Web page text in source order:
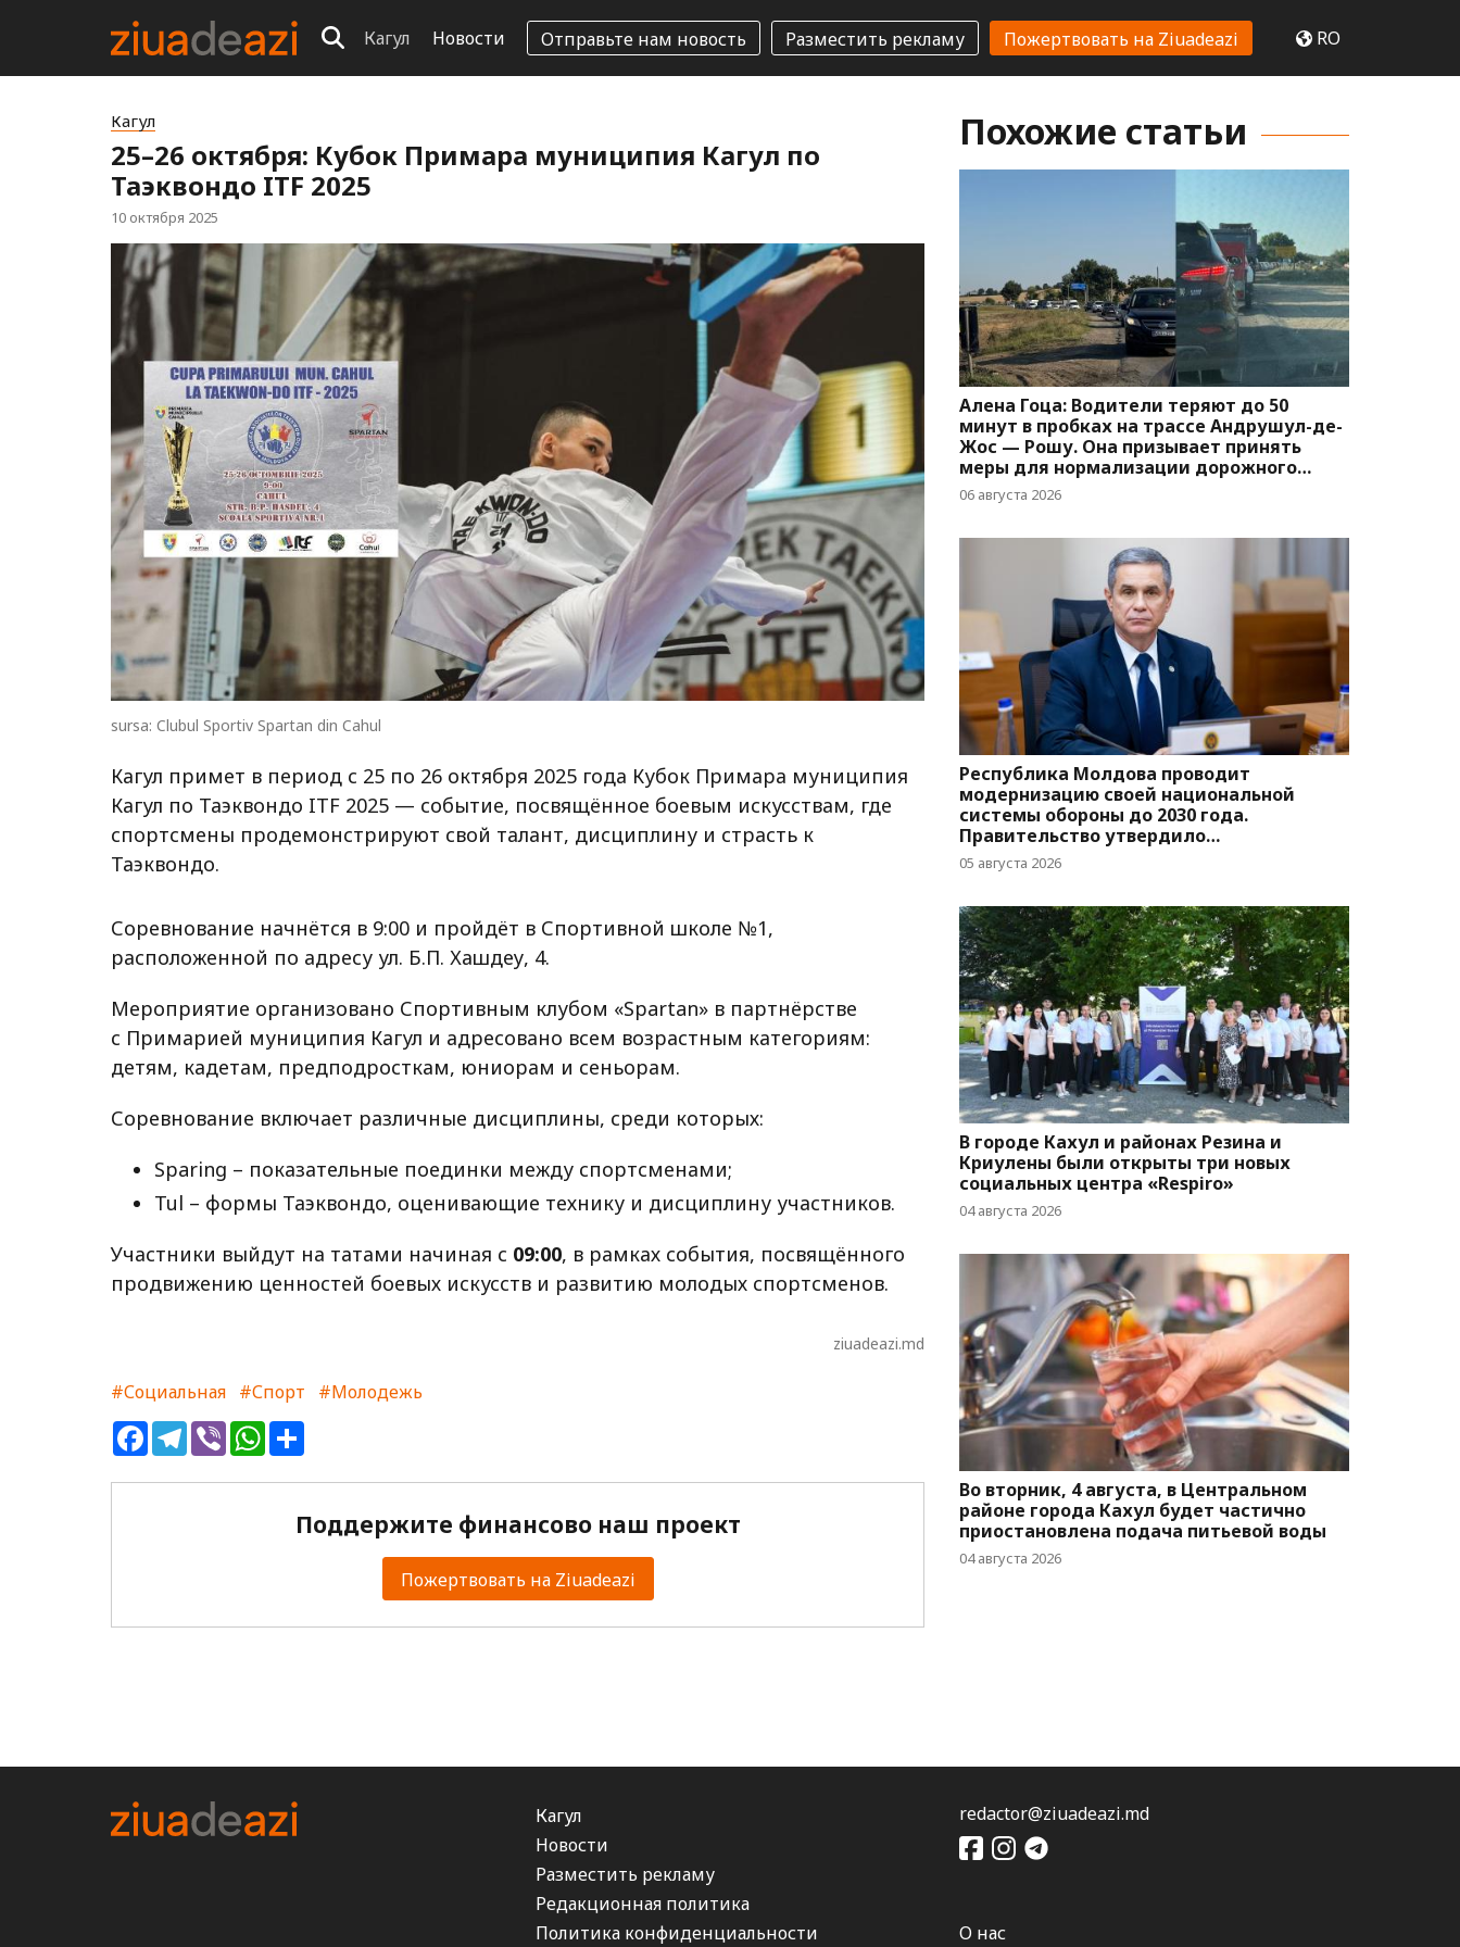
Кагул Новости Отправьте нам новость Разместить рекламу Пожертвовать на Ziuadeazi RO
Кагул
25–26 октября: Кубок Примара муниципия Кагул по
Таэквондо ITF 2025
10 октября 2025
sursa: Clubul Sportiv Spartan din Cahul
Кагул примет в период с 25 по 26 октября 2025 года Кубок Примара муниципия
Кагул по Таэквондо ITF 2025 — событие, посвящённое боевым искусствам, где
спортсмены продемонстрируют свой талант, дисциплину и страсть к
Таэквондо.
Соревнование начнётся в 9:00 и пройдёт в Спортивной школе №1,
расположенной по адресу ул. Б.П. Хашдеу, 4.
Мероприятие организовано Спортивным клубом «Spartan» в партнёрстве
с Примарией муниципия Кагул и адресовано всем возрастным категориям:
детям, кадетам, предподросткам, юниорам и сеньорам.
Соревнование включает различные дисциплины, среди которых:
Sparing – показательные поединки между спортсменами;
Tul – формы Таэквондо, оценивающие технику и дисциплину участников.
Участники выйдут на татами начиная с 09:00, в рамках события, посвящённого
продвижению ценностей боевых искусств и развитию молодых спортсменов.
ziuadeazi.md
#Социальная #Спорт
#Молодежь
FacebookTelegram
ViberWhatsApp
Поддержите финансово наш проект
Пожертвовать на Ziuadeazi
Похожие статьи
Алена Гоца: Водители теряют до 50
минут в пробках на трассе Андрушул-де-
Жос — Рошу. Она призывает принять
меры для нормализации дорожного
движения
06 августа 2026
Республика Молдова проводит
модернизацию своей национальной
системы обороны до 2030 года.
Правительство утвердило
соответствующую программу
05 августа 2026
В городе Кахул и районах Резина и
Криулены были открыты три новых
социальных центра «Respiro»
04 августа 2026
Во вторник, 4 августа, в Центральном
районе города Кахул будет частично
приостановлена подача питьевой воды
04 августа 2026
Кагул
Новости
Разместить рекламу
Редакционная политика
Политика конфиденциальности
redactor@ziuadeazi.md
О нас